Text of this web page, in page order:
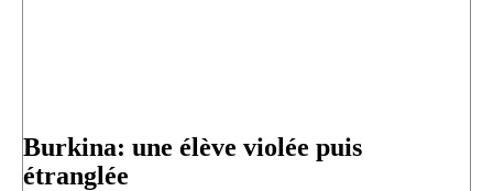
Burkina: une élève violée puis
étranglée